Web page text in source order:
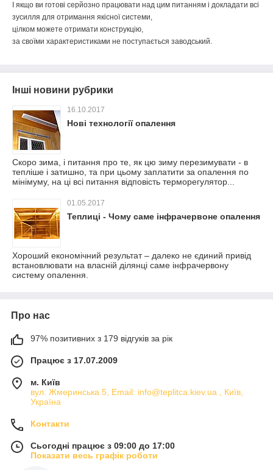
якщо ви готові серйозно працювати над цим питанням і докладати всі
зусилля для отримання якісної системи,
цілком можете отримати конструкцію,
за своїми характеристиками не поступається заводський.
Інші новини рубрики
16.10.2017
Нові технології опалення
Скоро зима, і питання про те, як цю зиму перезимувати - в
тепліше і затишно, та при цьому заплатити за опалення по
мінімуму, на ці всі питання відповість терморегулятор...
01.05.2017
Теплиці - Чому саме інфрачервоне опалення
Хороший економічний результат – далеко не єдиний привід
встановлювати на власній ділянці саме інфрачервону
систему опалення.
Про нас
97% позитивних з 179 відгуків за рік
Працює з 17.07.2009
м. Київ
вул. Жмеринська 5, Email: info@teplitca.kiev.ua , Київ,
Україна
Контакти
Сьогодні працює з 09:00 до 17:00
Показати весь графік роботи